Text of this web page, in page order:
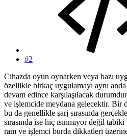
#2
Cihazda oyun oynarken veya bazı
özellikle birkaç uygulamayı aynı
devam edince karşılaşılacak
ve işlemcide meydana gelecektir. Bir
bu da genellikle şarj sırasında
sırasında ise hiç ısınmıyor değil
ram ve işlemci burda dikkatleri